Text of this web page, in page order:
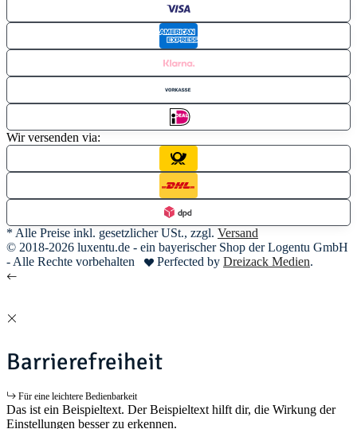
Wir versenden via:
* Alle Preise inkl. gesetzlicher USt., zzgl. Versand
© 2018-2026 luxentu.de - ein bayerischer Shop der Logentu GmbH
- Alle Rechte vorbehalten
Perfected by Dreizack Medien.
Barrierefreiheit
Für eine leichtere Bedienbarkeit
Das ist ein Beispieltext. Der Beispieltext hilft dir, die Wirkung der
Einstellungen besser zu erkennen.